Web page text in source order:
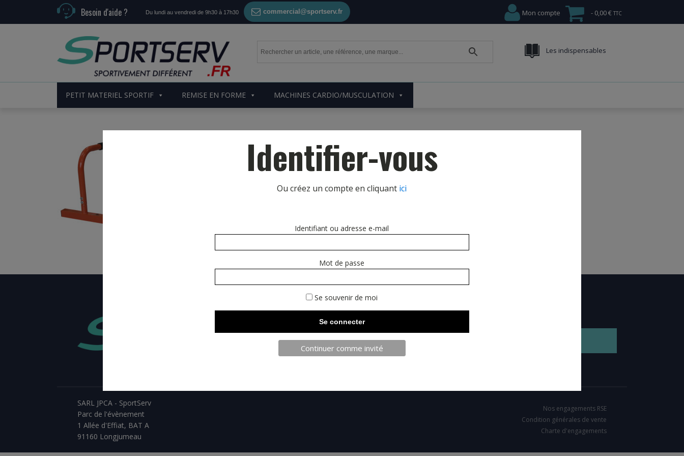
Besoin d'aide ? Du lundi au vendredi de 9h30 à 17h30 commercial@sportserv.fr Mon compte 0,00 €
Les indispensables
PETIT MATERIEL SPORTIF REMISE EN FORME MACHINES CARDIO/MUSCULATION
TELECHARGEZ NOTRE BROCHURE
SARL JPCA - SportServ
Parc de l'évènement
1 Allée d'Effiat, BAT A
91160 Longjumeau
Nos engagements RSE
Condition générales de vente
Charte d'engagements
Identifier-vous
Ou créez un compte en cliquant ici
Identifiant ou adresse e-mail
Mot de passe
Se souvenir de moi
Continuer comme invité